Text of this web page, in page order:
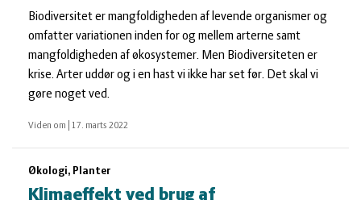
Biodiversitet er mangfoldigheden af levende organismer og
omfatter variationen inden for og mellem arterne samt
mangfoldigheden af økosystemer. Men Biodiversiteten er
krise. Arter uddør og i en hast vi ikke har set før. Det skal vi
gøre noget ved.
Viden om 17. marts 2022
Økologi, Planter
Klimaeffekt ved brug af